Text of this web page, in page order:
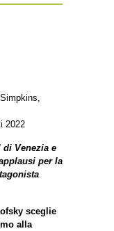
2022
di Venezia e
per la
sceglie
alla